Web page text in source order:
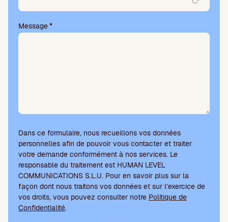
d
e
.
Message*
Dans ce formulaire, nous recueillons vos données
personnelles afin de pouvoir vous contacter et traiter
votre demande conformément à nos services. Le
responsable du traitement est HUMAN LEVEL
COMMUNICATIONS S.L.U. Pour en savoir plus sur la
façon dont nous traitons vos données et sur l’exercice de
vos droits, vous pouvez consulter notre Politique de
Confidentialité.